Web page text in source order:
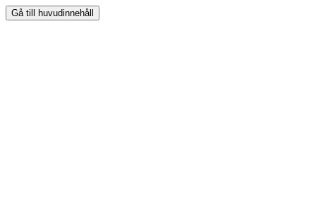
Gå till huvudinnehåll